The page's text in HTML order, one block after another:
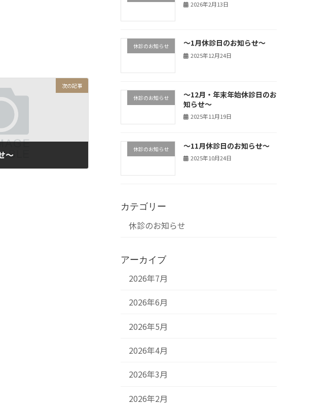
次の記事
～
2026年2月13日
休診のお知らせ ～1月休診日のお知らせ～
2025年12月24日
休診のお知らせ
～12月・年末年始休診日のお
知らせ～
2025年11月19日
休診のお知らせ ～11月休診日のお知らせ～
2025年10月24日
カテゴリー
休診のお知らせ
アーカイブ
2026年7月
2026年6月
2026年5月
2026年4月
2026年3月
2026年2月